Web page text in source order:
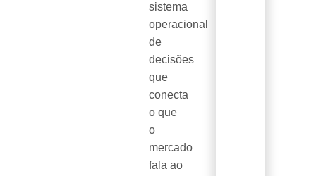
sistema
operacional
de
decisões
que
conecta
o que
o
mercado
fala ao